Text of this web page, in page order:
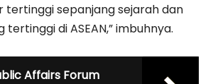
tertinggi sepanjang sejarah dan
di ASEAN,” imbuhnya.
Affairs Forum